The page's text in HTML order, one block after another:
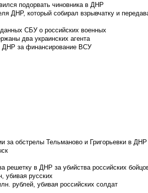
подорвать чиновника в ДНР
ДНР, который собирал взрывчатку и
СБУ о российских военных
два украинских агента
ДНР за финансирование ВСУ
за обстрелы Тельманово и Григорьевки в ДНР
решетку в ДНР за убийства российских
убивая русских
рублей, убивая российских солдат